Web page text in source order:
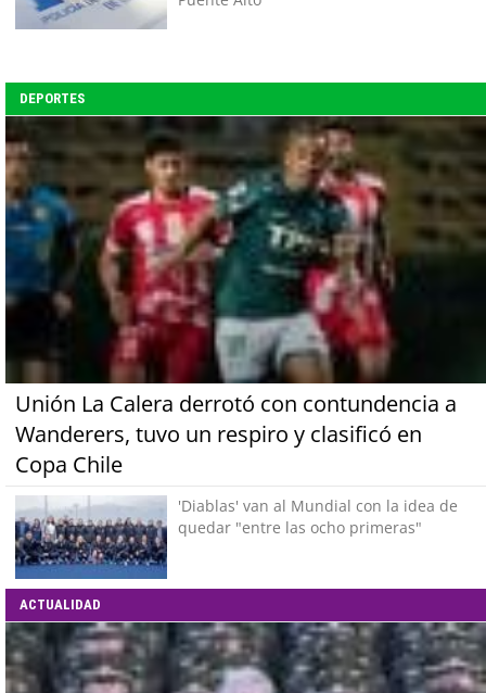
DEPORTES
Unión La Calera derrotó con contundencia a
Wanderers, tuvo un respiro y clasificó en
Copa Chile
'Diablas' van al Mundial con la idea de
quedar "entre las ocho primeras"
ACTUALIDAD